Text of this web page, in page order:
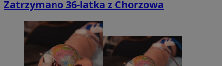
Zatrzymano 36-latka z Chorzowa